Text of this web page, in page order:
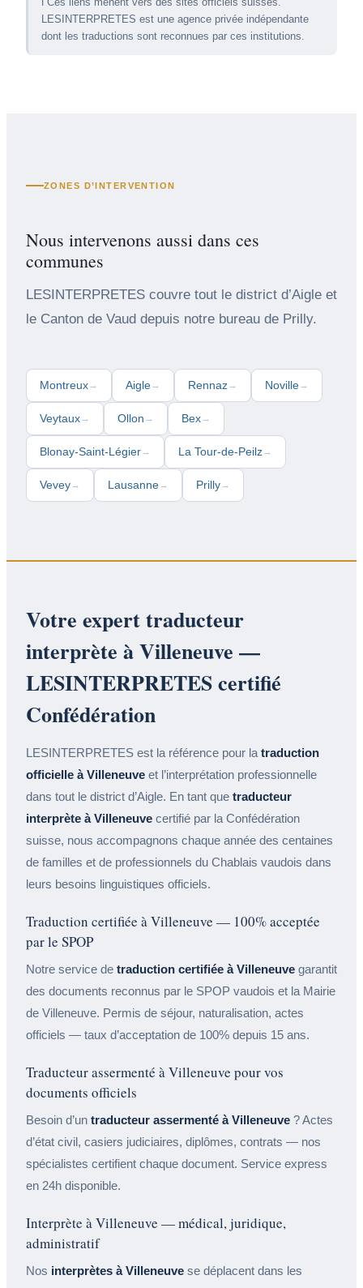
LESINTERPRETES est une agence privée indépendante
dont les traductions sont reconnues par ces institutions.
ZONES D’INTERVENTION
Nous intervenons aussi dans ces
communes
LESINTERPRETES couvre tout le district d’Aigle et
le Canton de Vaud depuis notre bureau de Prilly.
Montreux→ Aigle→ Rennaz→ Noville→
Veytaux→ Ollon → Bex→
Blonay-Saint-Légier→ La Tour-de-Peilz→
Vevey→ Lausanne→ Prilly→
Votre expert traducteur
interprète à Villeneuve —
LESINTERPRETES certifié
Confédération
LESINTERPRETES est la référence pour la traduction
officielle à Villeneuve et l’interprétation professionnelle
dans tout le district d’Aigle. En tant que traducteur
interprète à Villeneuve certifié par la Confédération
suisse, nous accompagnons chaque année des centaines
de familles et de professionnels du Chablais vaudois dans
leurs besoins linguistiques officiels.
Traduction certifiée à Villeneuve — 100% acceptée
par le SPOP
Notre service de traduction certifiée à Villeneuve garantit
des documents reconnus par le SPOP vaudois et la Mairie
de Villeneuve. Permis de séjour, naturalisation, actes
officiels — taux d’acceptation de 100% depuis 15 ans.
Traducteur assermenté à Villeneuve pour vos
documents officiels
Besoin d’un traducteur assermenté à Villeneuve ? Actes
d’état civil, casiers judiciaires, diplômes, contrats — nos
spécialistes certifient chaque document. Service express
en 24h disponible.
Interprète à Villeneuve — médical, juridique,
administratif
Nos interprètes à Villeneuve se déplacent dans les